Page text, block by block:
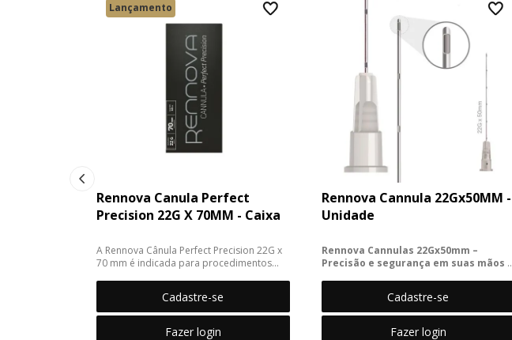
Lançamento
Rennova Canula Perfect
Precision 22G X 70MM - Caixa
A Rennova Cânula Perfect Precision 22G x
70 mm é indicada para procedimentos
Cadastre-se
Fazer login
Rennova Cannula 22Gx50MM -
Unidade
Rennova Cannulas 22Gx50mm –
Precisão e segurança em suas mãos -
Desenvolvida para prof...
Cadastre-se
Fazer login